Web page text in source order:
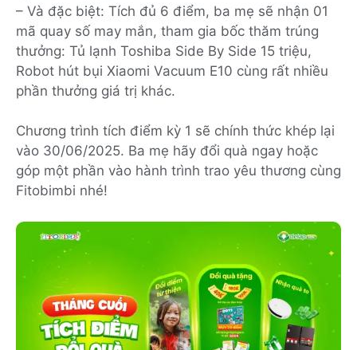
– Và đặc biệt: Tích đủ 6 điểm, ba mẹ sẽ nhận 01
mã quay số may mắn, tham gia bốc thăm trúng
thưởng: Tủ lạnh Toshiba Side By Side 15 triệu,
Robot hút bụi Xiaomi Vacuum E10 cùng rất nhiều
phần thưởng giá trị khác.
Chương trình tích điểm kỳ 1 sẽ chính thức khép lại
vào 30/06/2025. Ba mẹ hãy đổi quà ngay hoặc
góp một phần vào hành trình trao yêu thương cùng
Fitobimbi nhé!